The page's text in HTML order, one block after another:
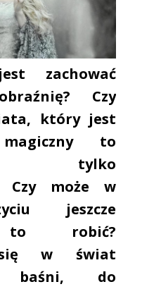
zachować
Czy
który jest
to
tylko
Czy może w
jeszcze
to robić?
się w świat
baśni, do